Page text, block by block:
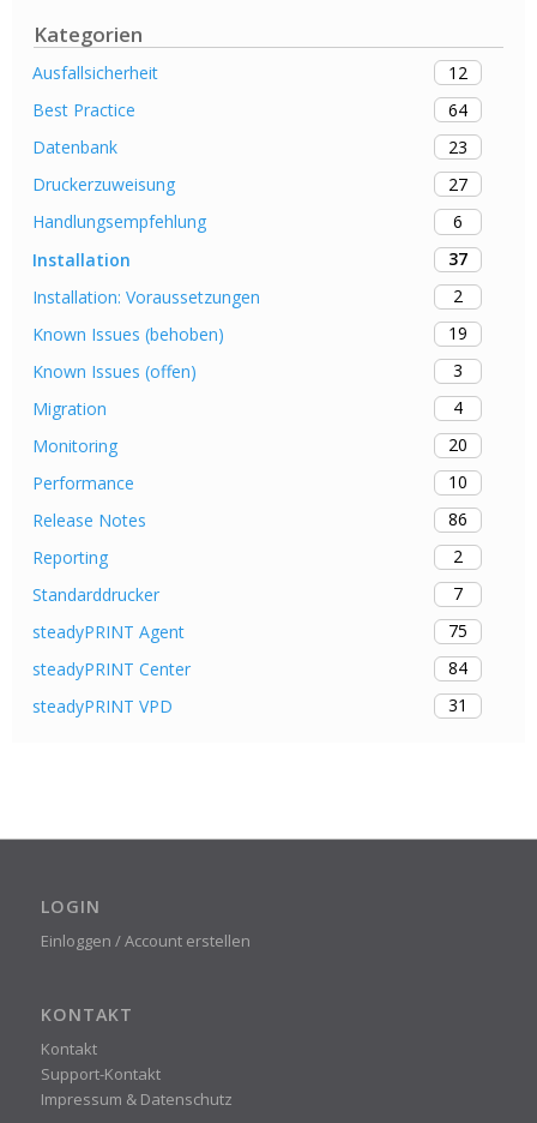
Kategorien
Ausfallsicherheit
12
Best Practice
64
Datenbank
23
Druckerzuweisung
27
Handlungsempfehlung
6
Installation
37
Installation: Voraussetzungen
2
Known Issues (behoben)
19
Known Issues (offen)
3
Migration
4
Monitoring
20
Performance
10
Release Notes
86
Reporting
2
Standarddrucker
7
steadyPRINT Agent
75
steadyPRINT Center
84
steadyPRINT VPD
31
LOGIN
Einloggen / Account erstellen
KONTAKT
Kontakt
Support-Kontakt
Impressum & Datenschutz